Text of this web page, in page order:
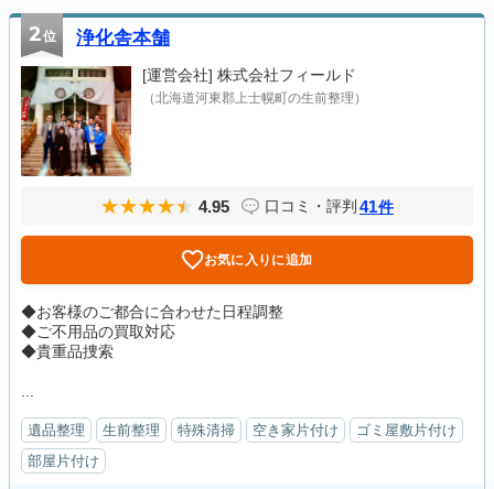
2位 浄化舎本舗
[運営会社] 株式会社フィールド
（北海道河東郡上士幌町の生前整理）
4.95 口コミ・評判 41件
お気に入りに追加
◆お客様のご都合に合わせた日程調整
◆ご不用品の買取対応
◆貴重品捜索
遺品整理 生前整理 特殊清掃 空き家片付け
ゴミ屋敷片付け
部屋片付け